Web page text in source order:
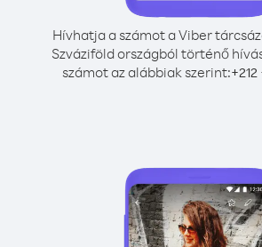
Hívhatja a számot a Viber
Szváziföld országból történő
számot az alábbiak szerint:+212